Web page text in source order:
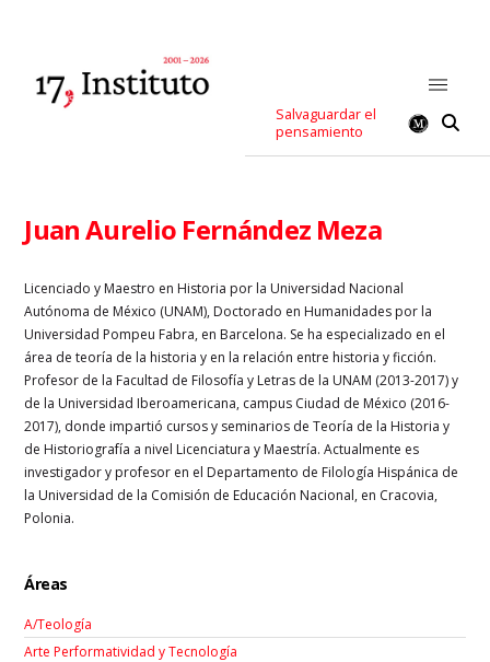
Salvaguardar el
pensamiento
Juan Aurelio Fernández Meza
Licenciado y Maestro en Historia por la Universidad Nacional
Autónoma de México (UNAM), Doctorado en Humanidades por la
Universidad Pompeu Fabra, en Barcelona. Se ha especializado en el
área de teoría de la historia y en la relación entre historia y ficción.
Profesor de la Facultad de Filosofía y Letras de la UNAM (2013-2017) y
de la Universidad Iberoamericana, campus Ciudad de México (2016-
2017), donde impartió cursos y seminarios de Teoría de la Historia y
de Historiografía a nivel Licenciatura y Maestría. Actualmente es
investigador y profesor en el Departamento de Filología Hispánica de
la Universidad de la Comisión de Educación Nacional, en Cracovia,
Polonia.
Áreas
A/Teología
Arte Performatividad y Tecnología